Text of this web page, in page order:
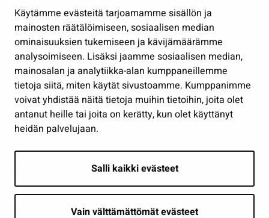
Käytämme evästeitä tarjoamamme sisällön ja
mainosten räätälöimiseen, sosiaalisen median
ominaisuuksien tukemiseen ja kävijämäärämme
analysoimiseen. Lisäksi jaamme sosiaalisen median,
mainosalan ja analytiikka-alan kumppaneillemme
tietoja siitä, miten käytät sivustoamme. Kumppanimme
voivat yhdistää näitä tietoja muihin tietoihin, joita olet
antanut heille tai joita on kerätty, kun olet käyttänyt
heidän palvelujaan.
Salli kaikki evästeet
Vain välttämättömät evästeet
Työ ja yrittäminen
Osallistu ja asioi
Näytä omat evästeasetukseni
Seuraa meitä